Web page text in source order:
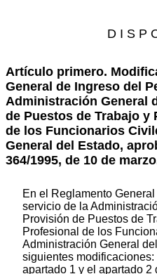
D I S P
Artículo primero.
General de Ingreso del
Administración General
de Puestos de Trabajo y
de los Funcionarios
General del Estado,
364/1995, de 10 de
En el Reglamento
servicio de la
Provisión de Puestos de
Profesional de los
Administración General
siguientes modificaciones:
apartado 1 y el apartado 2